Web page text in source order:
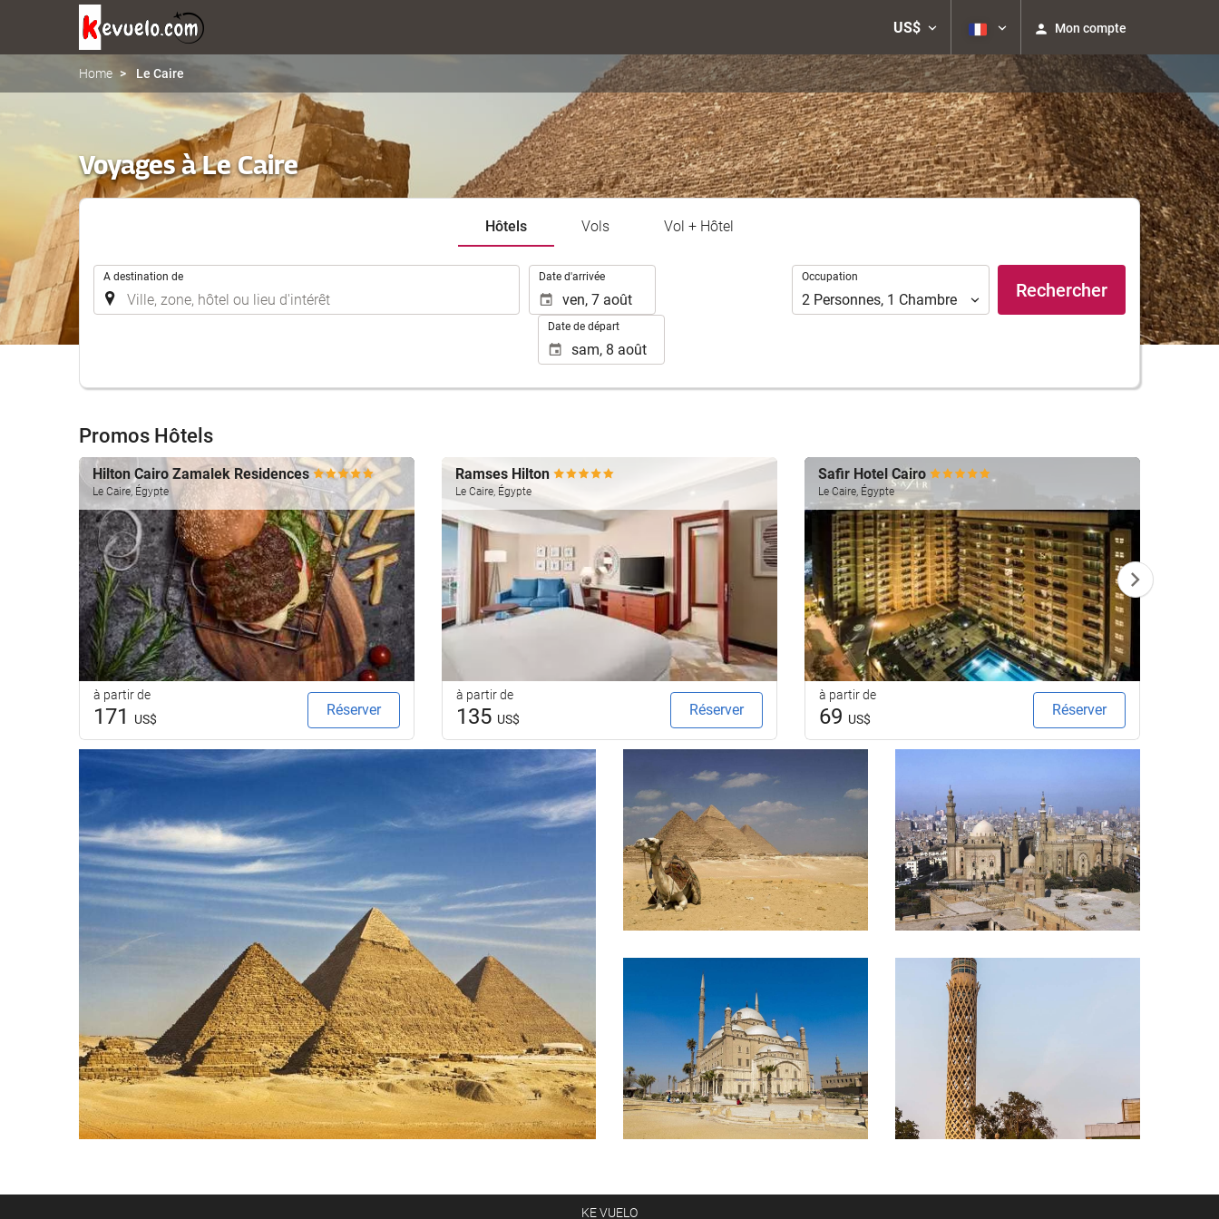
US$ Mon compte
Home Le Caire
Voyages à Le Caire
Hôtels Vols Vol + Hôtel
A destination de Date d'arrivée
Date de départ
Occupation
Occupation
2 Personnes, 1 Chambre Rechercher
Promos Hôtels
Hilton Cairo Zamalek Residences
Le Caire, Égypte
à partir de
171 US$
Réserver
Ramses Hilton
Le Caire, Égypte
à partir de
135 US$
Réserver
Safir Hotel Cairo
Le Caire, Égypte
à partir de
69 US$
Réserver
KE VUELO